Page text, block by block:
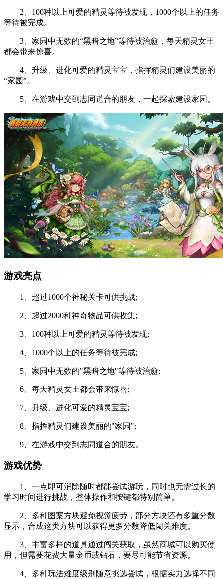
2、100种以上可爱的精灵等待被发现，1000个以上的任务
等待被完成。
3、家园中无数的“黑暗之地”等待被治愈，每天精灵女王
都会带来惊喜。
4、升级、进化可爱的精灵宝宝，指挥精灵们建设美丽的
“家园”。
5、在游戏中交到志同道合的朋友，一起探索建设家园。
游戏亮点
1、超过1000个神秘关卡可供挑战;
2、超过2000种神奇物品可供收集;
3、100种以上可爱的精灵等待被发现;
4、1000个以上的任务等待被完成;
5、家园中无数的"黑暗之地"等待被治愈;
6、每天精灵女王都会带来惊喜;
7、升级、进化可爱的精灵宝宝;
8、指挥精灵们建设美丽的"家园";
9、在游戏中交到志同道合的朋友。
游戏优势
1、一点即可消除随时都能尝试游玩，同时也无需过长的
学习时间进行挑战，整体操作和按键都特别简单。
2、多种图案方块避免视觉疲劳，部分方块还有多重分数
显示，合成这类方块可以获得更多分数降低闯关难度。
3、丰富多样的道具通过闯关获取，虽然商城可以购买使
用，但需要花费大量金币或钻石，要尽可能节省资源。
4、多种玩法难度级别随意挑选尝试，根据实力选择不同